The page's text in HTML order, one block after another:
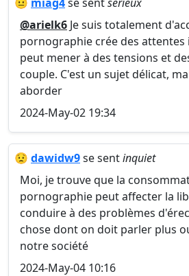
@arielk6 Je suis totalement
pornographie crée des attentes
peut mener à des tensions et
couple. C'est un sujet délicat,
aborder
2024-May-02 19:34
😟 dawidw9se sentinquiet
Moi, je trouve que la
pornographie peut affecter la
conduire à des problèmes
chose dont on doit parler plus
notre société
2024-May-04 10:16